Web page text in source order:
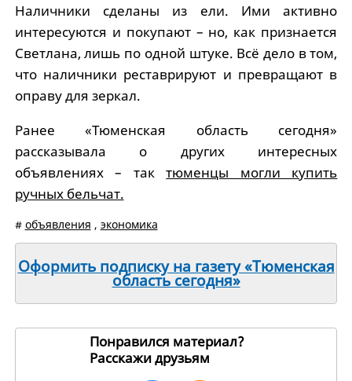
Наличники сделаны из ели. Ими активно
интересуются и покупают – но, как признается
Светлана, лишь по одной штуке. Всё дело в том,
что наличники реставрируют и превращают в
оправу для зеркал.
Ранее «Тюменская область сегодня»
рассказывала о других интересных
объявлениях – тактюменцы могли купить
ручных бельчат.
# объявления , экономика
Оформить подписку на газету «Тюменская
область сегодня»
Понравился материал?
Расскажи друзьям